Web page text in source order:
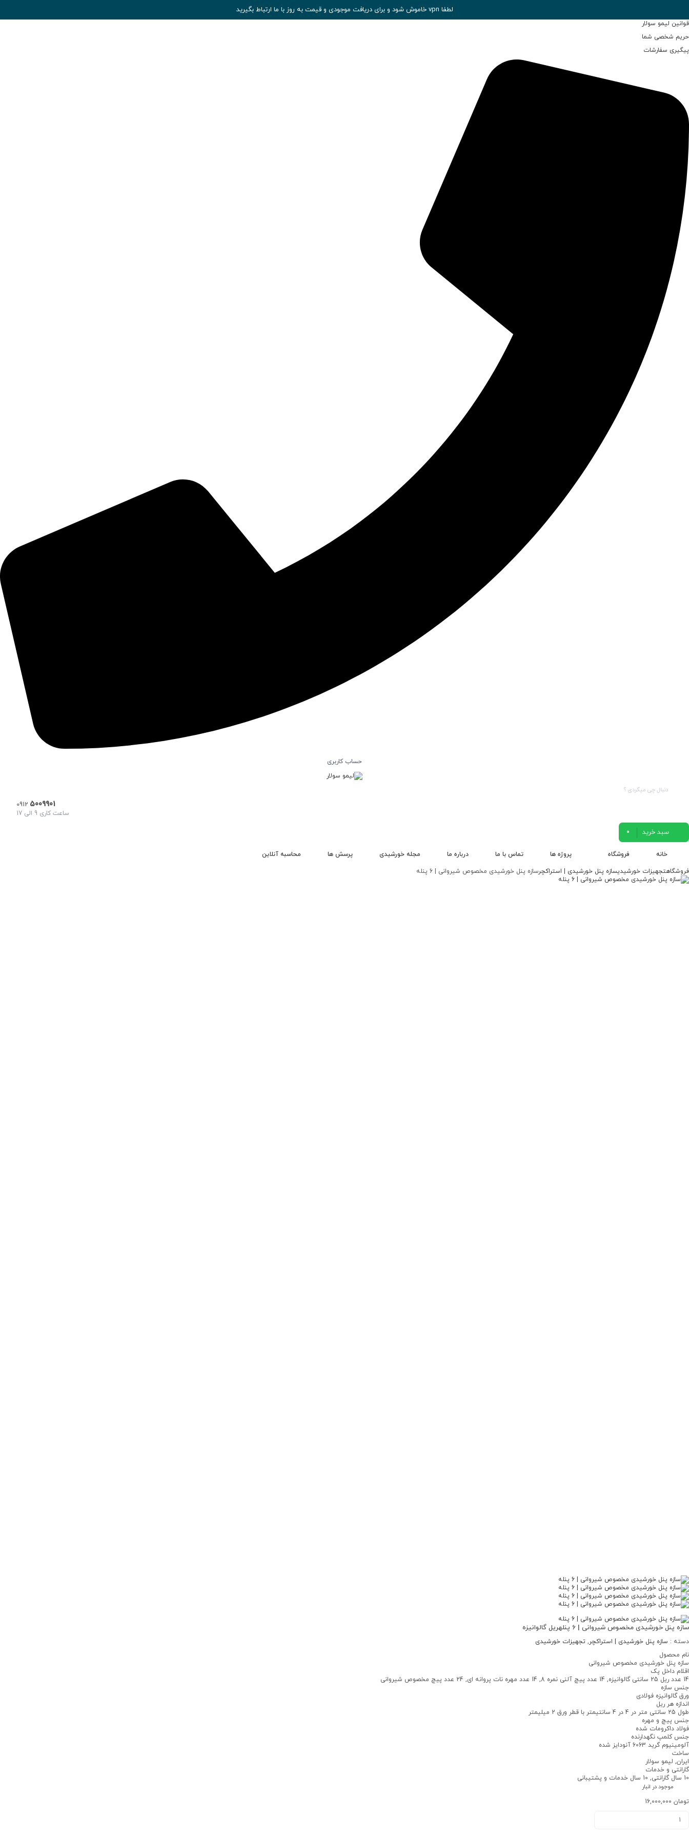
لطفا vpn خاموش شود و برای دریافت موجودی و قیمت به روز با ما ارتباط بگیرید
قوانین لیمو سولار
حریم شخصی شما
پیگیری سفارشات
حساب کاربری
5009901
0912
ساعت کاری 9 الی 17
سبد خرید 0
خانه فروشگاه پروژه ها تماس با ما درباره ما مجله خورشیدی پرسش ها محاسبه آنلاین
فروشگاهتجهیزات خورشیدیسازه پنل خورشیدی | استراکچرسازه پنل خورشیدی مخصوص شیروانی | 6 پنله
سازه پنل خورشیدی مخصوص شیروانی | 6 پنله ریل گالوانیزه
دسته : سازه پنل خورشیدی | استراکچر, تجهیزات خورشیدی
نام محصول
سازه پنل خورشیدی مخصوص شیروانی
اقلام داخل پک
14 عدد ریل 25 سانتی گالوانیزه, 14 عدد پیچ آلنی نمره 8, 14 عدد مهره نات پروانه ای, 24 عدد پیچ مخصوص شیروانی
جنس سازه
ورق گالوانیزه فولادی
اندازه هر ریل
طول 25 سانتی متر در 4 در 4 سانتیمتر با قطر ورق 2 میلیمتر
جنس پیچ و مهره
فولاد داکرومات شده
جنس کلمپ نگهدارنده
آلومینیوم گرید 6063 آنودایز شده
ساخت
ایران, لیمو سولار
گارانتی و خدمات
10 سال گارانتی, 10 سال خدمات و پشتیبانی
موجود در انبار
تومان